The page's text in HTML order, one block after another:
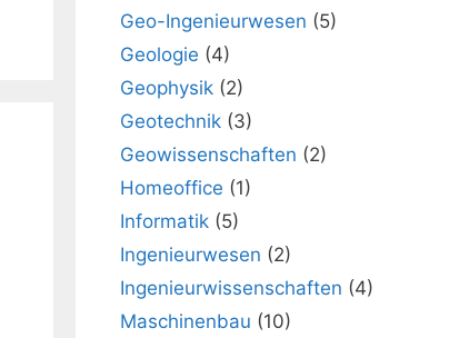
Geo-Ingenieurwesen (5)
Geologie (4)
Geophysik (2)
Geotechnik (3)
Geowissenschaften (2)
Homeoffice (1)
Informatik (5)
Ingenieurwesen (2)
Ingenieurwissenschaften (4)
Maschinenbau (10)